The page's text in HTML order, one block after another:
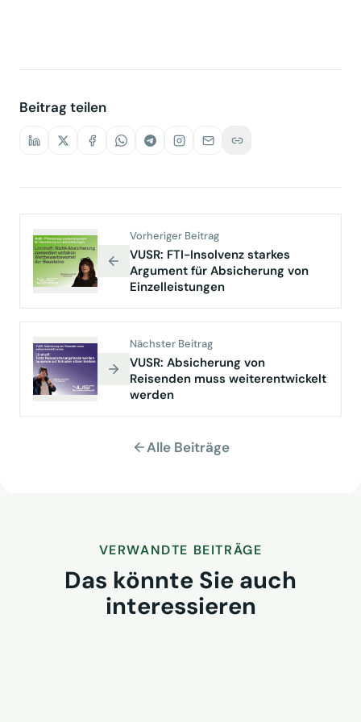
Beitrag teilen
Vorheriger Beitrag
VUSR: FTI-Insolvenz starkes
Argument für Absicherung von
Einzelleistungen
Nächster Beitrag
VUSR: Absicherung von
Reisenden muss weiterentwickelt
werden
Alle Beiträge
VERWANDTE BEITRÄGE
Das könnte Sie auch
interessieren